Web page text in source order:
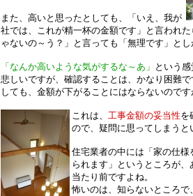
また、高いと思ったとしても、「いえ、我が
社では、これが精一杯の金額です」と言われ
ゃないの～う？」と言っても「無理です」と
「なんか高いような気がするな～あ」 という
悲しいですが、確認することは、かなり困難
しても、金額が下がることにはならないので
これは、 工事金額の妥当性を
ので、疑問に思ってしまうと
住宅業者の中には「家の仕
られます」というところが
当たり前ですよね。
怖いのは、知らないところ